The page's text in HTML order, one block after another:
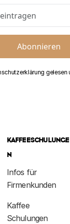
Abonnieren
gelesen
KAFFEESCHULUNGE
N
Infos für
Firmenkunden
Kaffee
Schulungen